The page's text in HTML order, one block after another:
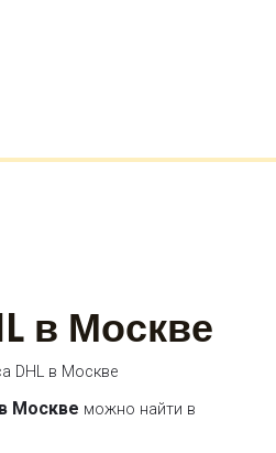
в Москве
DHL в Москве
Москве можно найти в